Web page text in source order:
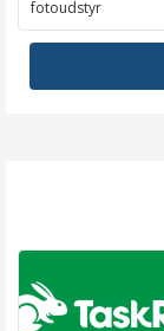
fotoudstyr